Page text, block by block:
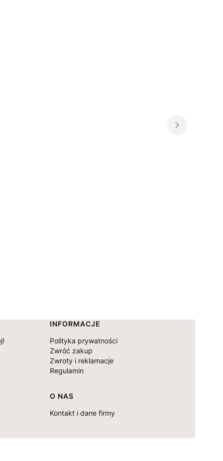
INFORMACJE
Polityka prywatności
Zwróć zakup
Zwroty i reklamacje
Regulamin
O NAS
Kontakt i dane firmy